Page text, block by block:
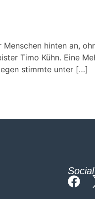
hinten an,
Timo Kühn. Eine
stimmte unter […]